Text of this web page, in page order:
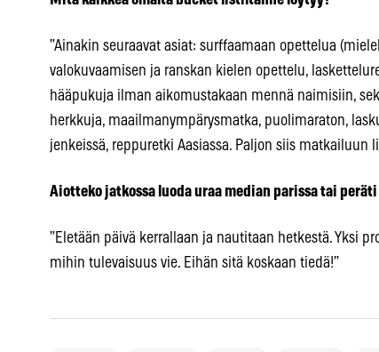
”Ainakin seuraavat asiat: surffaamaan opettelua
valokuvaamisen ja ranskan kielen opettelu,
hääpukuja ilman aikomustakaan mennä naimisiin,
herkkuja, maailmanympärysmatka, puolimaraton,
jenkeissä, reppuretki Aasiassa. Paljon siis matkailuun
Aiotteko jatkossa luoda uraa median parissa tai peräti
”Eletään päivä kerrallaan ja nautitaan hetkestä. Yksi
mihin tulevaisuus vie. Eihän sitä koskaan tiedä!”